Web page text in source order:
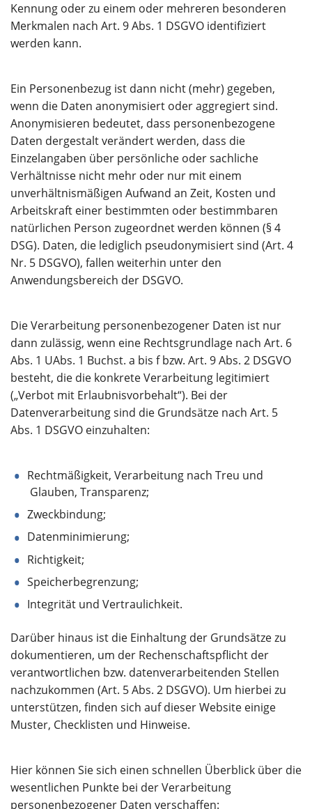
Kennung oder zu einem oder mehreren besonderen
Merkmalen nach Art. 9 Abs. 1 DSGVO identifiziert
werden kann.
Ein Personenbezug ist dann nicht (mehr) gegeben,
wenn die Daten anonymisiert oder aggregiert sind.
Anonymisieren bedeutet, dass personenbezogene
Daten dergestalt verändert werden, dass die
Einzelangaben über persönliche oder sachliche
Verhältnisse nicht mehr oder nur mit einem
unverhältnismäßigen Aufwand an Zeit, Kosten und
Arbeitskraft einer bestimmten oder bestimmbaren
natürlichen Person zugeordnet werden können (§ 4
DSG). Daten, die lediglich pseudonymisiert sind (Art. 4
Nr. 5 DSGVO), fallen weiterhin unter den
Anwendungsbereich der DSGVO.
Die Verarbeitung personenbezogener Daten ist nur
dann zulässig, wenn eine Rechtsgrundlage nach Art. 6
Abs. 1 UAbs. 1 Buchst. a bis f bzw. Art. 9 Abs. 2 DSGVO
besteht, die die konkrete Verarbeitung legitimiert
(„Verbot mit Erlaubnisvorbehalt“). Bei der
Datenverarbeitung sind die Grundsätze nach Art. 5
Abs. 1 DSGVO einzuhalten:
Rechtmäßigkeit, Verarbeitung nach Treu und
Glauben, Transparenz;
Zweckbindung;
Datenminimierung;
Richtigkeit;
Speicherbegrenzung;
Integrität und Vertraulichkeit.
Darüber hinaus ist die Einhaltung der Grundsätze zu
dokumentieren, um der Rechenschaftspflicht der
verantwortlichen bzw. datenverarbeitenden Stellen
nachzukommen (Art. 5 Abs. 2 DSGVO). Um hierbei zu
unterstützen, finden sich auf dieser Website einige
Muster, Checklisten und Hinweise.
Hier können Sie sich einen schnellen Überblick über die
wesentlichen Punkte bei der Verarbeitung
personenbezogener Daten verschaffen: